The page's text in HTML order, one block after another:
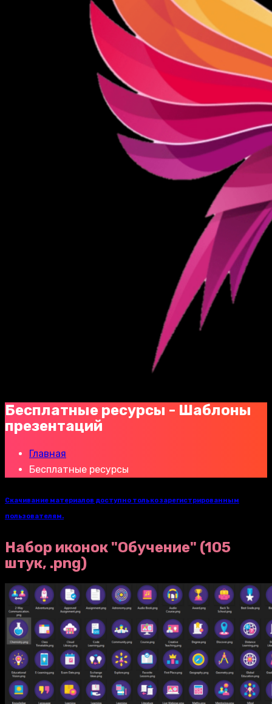
Бесплатные ресурсы - Шаблоны
презентаций
Главная
Бесплатные ресурсы
Скачивание материалов доступно только зарегистрированным
пользователям.
Набор иконок "Обучение" (105
штук, .png)